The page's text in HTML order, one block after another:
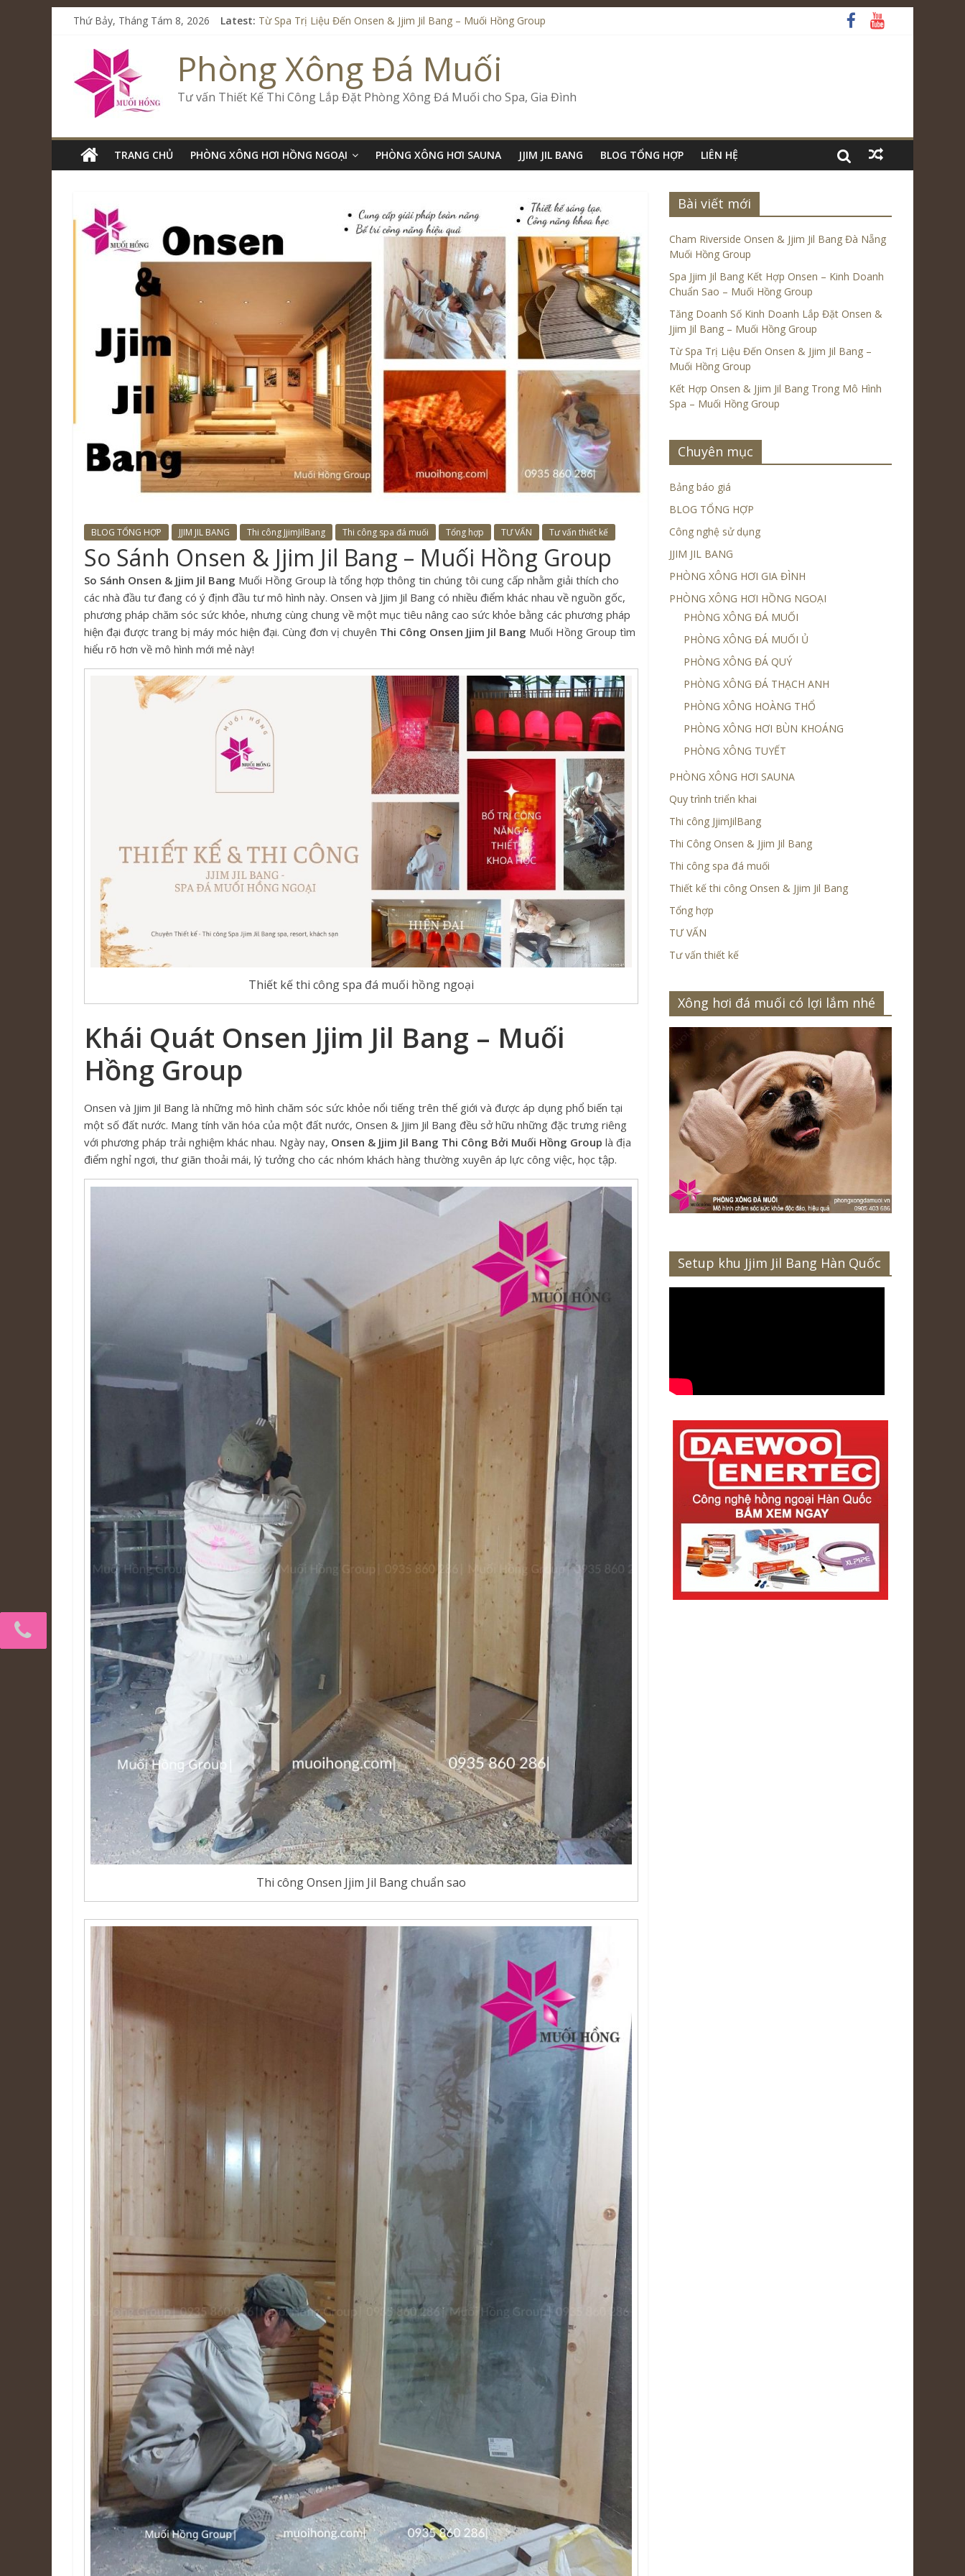
Thứ Bảy, Tháng Tám 8, 2026 Latest: Từ Spa Trị Liệu Đến Onsen & Jjim Jil Bang – Muối Hồng Group
Cham Riverside Onsen & Jjim Jil Bang Đà Nẵng Muối Hồng Group
Spa Jjim Jil Bang Kết Hợp Onsen – Kinh Doanh Chuẩn Sao – Muối Hồng Group
Tăng Doanh Số Kinh Doanh Lắp Đặt Onsen & Jjim Jil Bang – Muối Hồng Group
Phòng Xông Đá Muối
Tư vấn Thiết Kế Thi Công Lắp Đặt Phòng Xông Đá Muối cho Spa, Gia Đình
TRANG CHỦ PHÒNG XÔNG HƠI HỒNG NGOẠI PHÒNG XÔNG HƠI SAUNA JJIM JIL BANG BLOG TỔNG HỢP LIÊN HỆ
BLOG TỔNG HỢP JJIM JIL BANG Thi công JjimJilBang Thi công spa đá muối Tổng hợp TƯ VẤN Tư vấn thiết kế
So Sánh Onsen & Jjim Jil Bang – Muối Hồng Group
So Sánh Onsen & Jjim Jil Bang Muối Hồng Group là tổng hợp thông tin chúng tôi cung cấp nhằm giải thích cho
các nhà đầu tư đang có ý định đầu tư mô hình này. Onsen và Jjim Jil Bang có nhiều điểm khác nhau về nguồn gốc,
phương pháp chăm sóc sức khỏe, nhưng cùng chung về một mục tiêu nâng cao sức khỏe bằng các phương pháp
hiện đại được trang bị máy móc hiện đại. Cùng đơn vị chuyên Thi Công Onsen Jjim Jil Bang Muối Hồng Group tìm
hiểu rõ hơn về mô hình mới mẻ này!
Thiết kế thi công spa đá muối hồng ngoại
Khái Quát Onsen Jjim Jil Bang – Muối
Hồng Group
Onsen và Jjim Jil Bang là những mô hình chăm sóc sức khỏe nổi tiếng trên thế giới và được áp dụng phổ biến tại
một số đất nước. Mang tính văn hóa của một đất nước, Onsen & Jjim Jil Bang đều sở hữu những đặc trưng riêng
với phương pháp trải nghiệm khác nhau. Ngày nay, Onsen & Jjim Jil Bang Thi Công Bởi Muối Hồng Group là địa
điểm nghỉ ngơi, thư giãn thoải mái, lý tưởng cho các nhóm khách hàng thường xuyên áp lực công việc, học tập.
Thi công Onsen Jjim Jil Bang chuẩn sao
Bài viết mới
Cham Riverside Onsen & Jjim Jil Bang Đà Nẵng
Muối Hồng Group
Spa Jjim Jil Bang Kết Hợp Onsen – Kinh Doanh
Chuẩn Sao – Muối Hồng Group
Tăng Doanh Số Kinh Doanh Lắp Đặt Onsen &
Jjim Jil Bang – Muối Hồng Group
Từ Spa Trị Liệu Đến Onsen & Jjim Jil Bang –
Muối Hồng Group
Kết Hợp Onsen & Jjim Jil Bang Trong Mô Hình
Spa – Muối Hồng Group
Chuyên mục
Bảng báo giá
BLOG TỔNG HỢP
Công nghệ sử dụng
JJIM JIL BANG
PHÒNG XÔNG HƠI GIA ĐÌNH
PHÒNG XÔNG HƠI HỒNG NGOẠI
PHÒNG XÔNG ĐÁ MUỐI
PHÒNG XÔNG ĐÁ MUỐI Ủ
PHÒNG XÔNG ĐÁ QUÝ
PHÒNG XÔNG ĐÁ THẠCH ANH
PHÒNG XÔNG HOÀNG THỔ
PHÒNG XÔNG HƠI BÙN KHOÁNG
PHÒNG XÔNG TUYẾT
PHÒNG XÔNG HƠI SAUNA
Quy trình triển khai
Thi công JjimJilBang
Thi Công Onsen & Jjim Jil Bang
Thi công spa đá muối
Thiết kế thi công Onsen & Jjim Jil Bang
Tổng hợp
TƯ VẤN
Tư vấn thiết kế
Xông hơi đá muối có lợi lắm nhé
Setup khu Jjim Jil Bang Hàn Quốc